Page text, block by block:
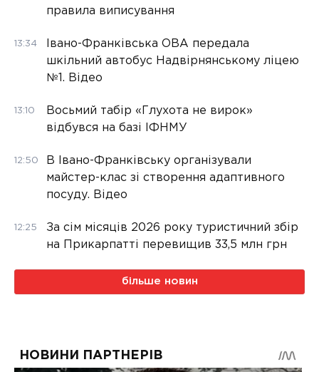
правила виписування
13:34
Івано-Франківська ОВА передала
шкільний автобус Надвірнянському ліцею
№1. Відео
13:10
Восьмий табір «Глухота не вирок»
відбувся на базі ІФНМУ
12:50
В Івано-Франківську організували
майстер-клас зі створення адаптивного
посуду. Відео
12:25
За сім місяців 2026 року туристичний збір
на Прикарпатті перевищив 33,5 млн грн
більше новин